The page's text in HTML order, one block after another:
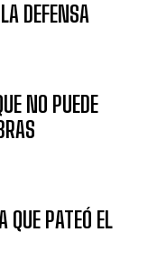
DEFENSA
NO PUEDE
QUE PATEÓ EL